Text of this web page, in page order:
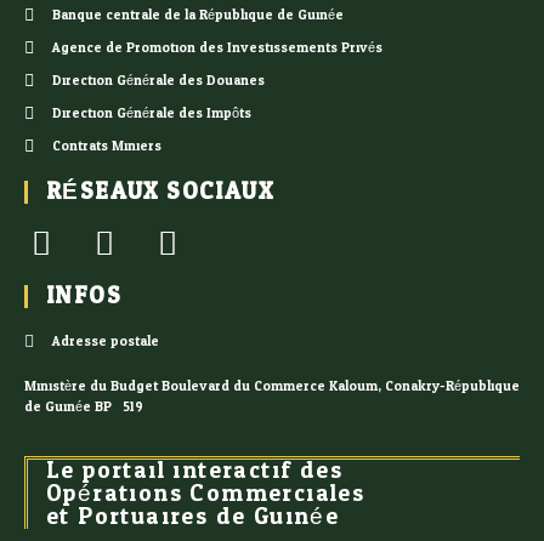
Banque centrale de la République de Guinée
Agence de Promotion des Investissements Privés
Direction Générale des Douanes
Direction Générale des Impôts
Contrats Miniers
RÉSEAUX SOCIAUX
INFOS
Adresse postale
Ministère du Budget Boulevard du Commerce Kaloum, Conakry-République
de Guinée BP : 519
Le portail interactif des
Opérations Commerciales
et Portuaires de Guinée